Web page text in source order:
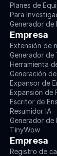
Planes de
Para
Generador de
Empresa
Extensión de
Generador de
Herramienta
Generación
Expansor de
Expansión de
Escritor de
Resumidor IA
Generador de
TinyWow
Empresa
Registro de